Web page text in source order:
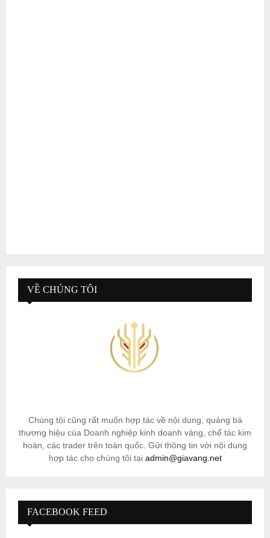
VỀ CHÚNG TÔI
Chúng tôi cũng rất muốn hợp tác về nội dung, quảng bá
thương hiệu của Doanh nghiệp kinh doanh vàng, chế tác kim
hoàn, các trader trên toàn quốc. Gửi thông tin với nội dung
hợp tác cho chúng tôi tại admin@giavang.net
FACEBOOK FEED